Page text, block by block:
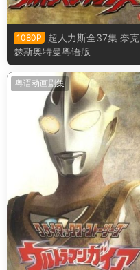
1080P
超人力斯全37集 奈克
瑟斯奥特曼粤语版
粤语动画剧集